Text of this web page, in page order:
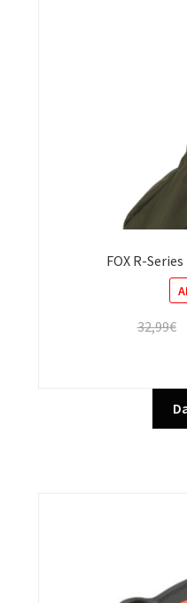
FOX R-
32,99€